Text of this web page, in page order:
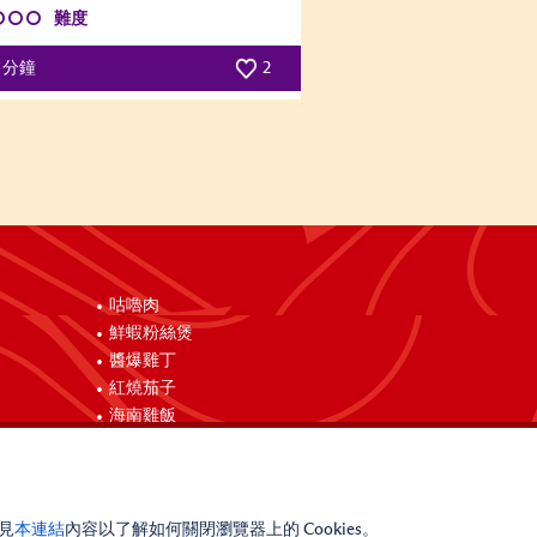
難度
分鐘 2
咕嚕肉
鮮蝦粉絲煲
醬爆雞丁
紅燒茄子
海南雞飯
本連結內容以了解如何關閉瀏覽器上的 Cookies。